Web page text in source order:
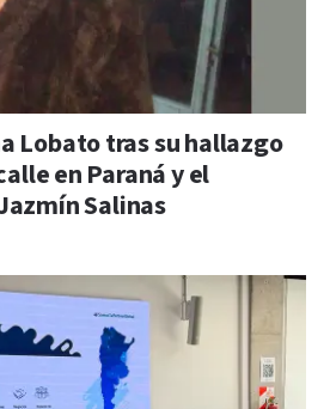
Lobato tras su hallazgo
en Paraná y el
Salinas